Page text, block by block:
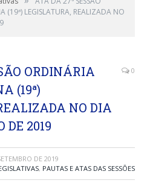
(19ª) LEGISLATURA, REALIZADA NO
ORDINÁRIA
(19ª)
NO DIA
DE 2019
0
DE 2019
, PAUTAS E ATAS DAS SESSÕES